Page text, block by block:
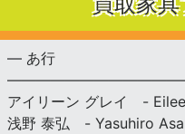
— あ行
アイリーン グレイ -
浅野 泰弘 - Yasuhiro